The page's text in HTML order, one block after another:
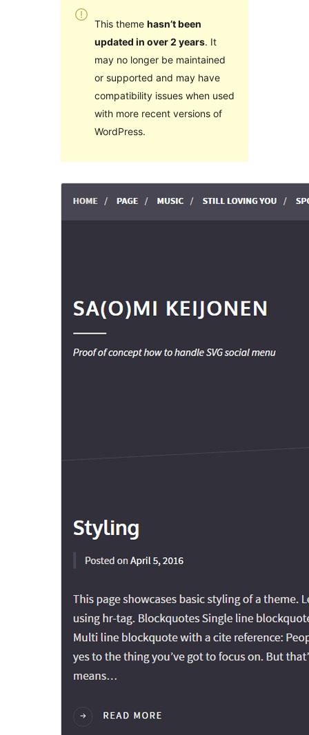
This theme hasn’t been
updated in over 2 years. It
may no longer be maintained
or supported and may have
compatibility issues when used
with more recent versions of
WordPress.